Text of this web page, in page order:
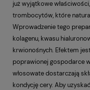
już wyjątkowe
trombocytów, które
Wprowadzenie tego
kolagenu, kwasu
krwionośnych. Efektem
poprawionej gospodarce
włosowate dostarczają
kondycję cery. Aby